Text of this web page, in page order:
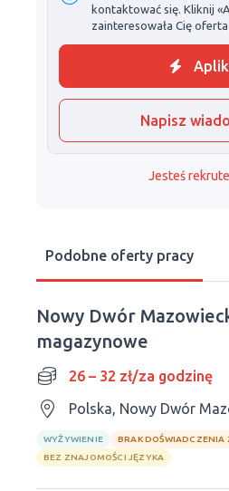
kontaktować się. Kliknij
zainteresowała Cię
Napisz
Jesteś
Podobne oferty pracy
Nowy Dwór
magazynowe
26 – 32 zł/za godzinę
Polska, Nowy Dwór
WYŻYWIENIE
BRAK DOŚWIADCZENIA
BEZ ZNAJOMOŚCI JĘZYKA